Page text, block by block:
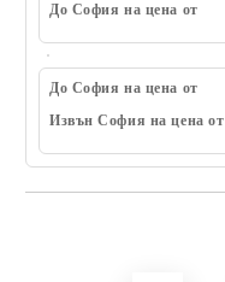
До София на цена от
До София на цена от
Извън София на цена от